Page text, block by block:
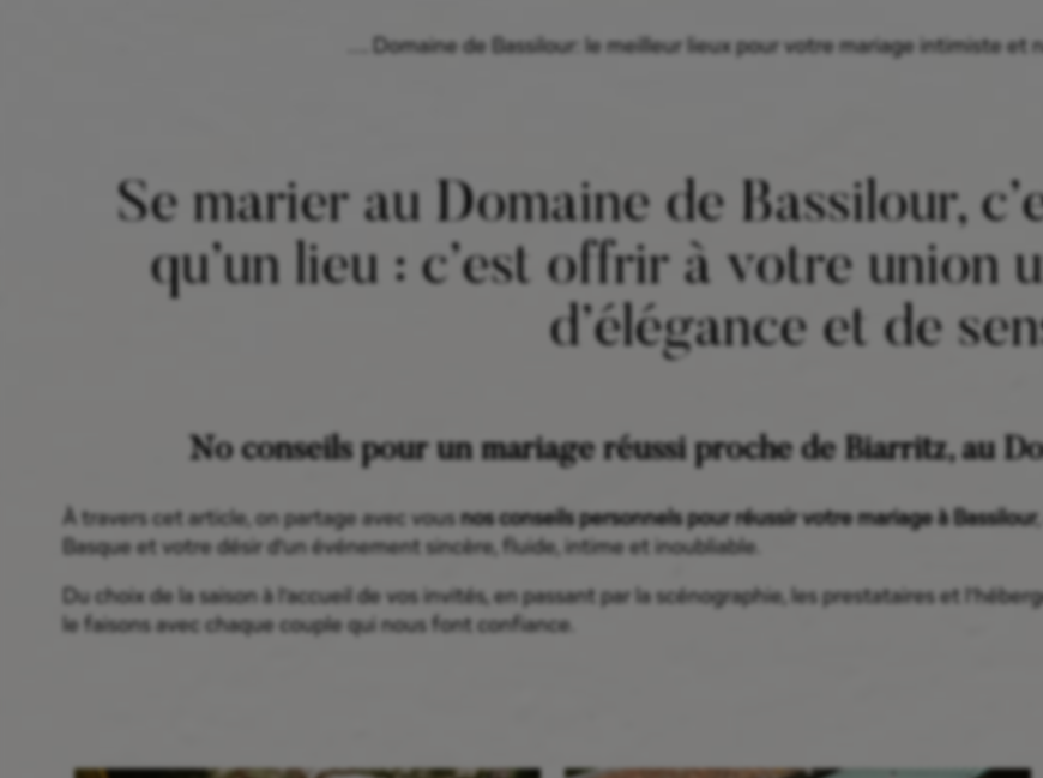
…. Domaine de Bassilour: le meilleur lieux pour votre mariage intimiste et
Se marier au Domaine de Bassilour,
qu’un lieu : c’est offrir à votre union
d’élégance et de
No conseils pour un mariage réussi proche de Biarritz, au
À travers cet article, on partage avec vousnos conseils personnels pour réussir votre mariage à Bassilour
Basque et votre désir d’un événement sincère, fluide, intime et inoubliable.
Du choix de la saison à l’accueil de vos invités, en passant par la scénographie, les prestataires et
le faisons avec chaque couple qui nous font confiance.